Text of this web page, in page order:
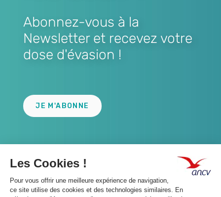
Abonnez-vous à la
Newsletter et recevez votre
dose d'évasion !
JE M'ABONNE